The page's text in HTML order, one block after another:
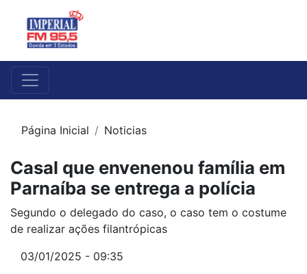
Página Inicial Noticias
Casal que envenenou família em
Parnaíba se entrega a polícia
Segundo o delegado do caso, o caso tem o costume
de realizar ações filantrópicas
03/01/2025 - 09:35